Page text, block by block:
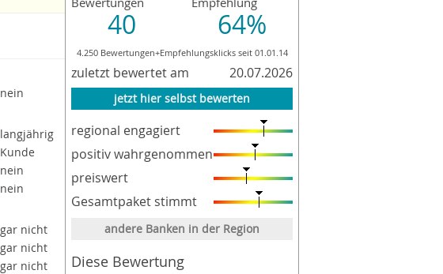
40 64%
4.250 Bewertungen+Empfehlungsklicks seit 01.01.14
zuletzt bewertet am 20.07.2026
jetzt hier selbst bewerten
regional engagiert
positiv wahrgenommen
preiswert
Gesamtpaket stimmt
andere Banken in der Region
Diese Bewertung
nein
langjährig
Kunde
nein
nein
gar nicht
gar nicht
gar nicht